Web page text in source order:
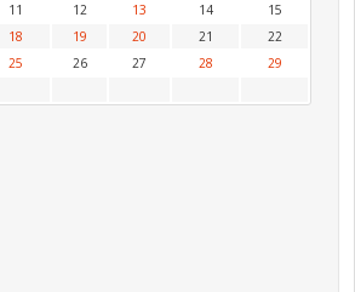
11 12 13 14
15
18 19 20 21
22
25 26 27 28
29